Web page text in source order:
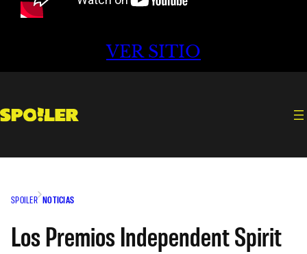
VER SITIO
SPOILER NOTICIAS
Los Premios Independent Spirit